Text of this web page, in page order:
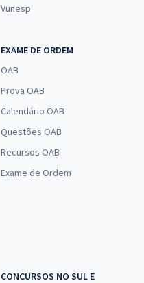
Vunesp
EXAME DE ORDEM
OAB
Prova OAB
Calendário OAB
Questões OAB
Recursos OAB
Exame de Ordem
CONCURSOS NO SUL E